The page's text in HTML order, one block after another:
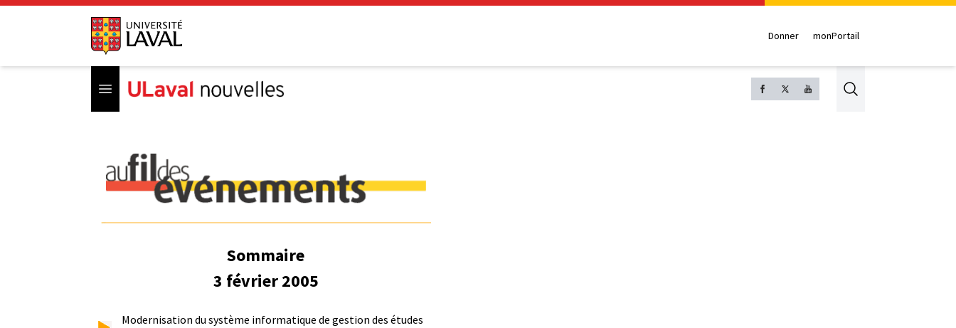
Donner monPortail
Open menu Search
Sommaire
3 février 2005
Modernisation du système informatique de gestion des études